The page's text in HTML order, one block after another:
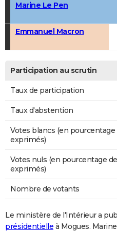
Marine Le Pen
Emmanuel Macron
Participation au scrutin
Taux de participation
Taux d'abstention
Votes blancs (en pourcentage
exprimés)
Votes nuls (en pourcentage
exprimés)
Nombre de votants
Le ministère de l'Intérieur a
présidentielle à Mogues.